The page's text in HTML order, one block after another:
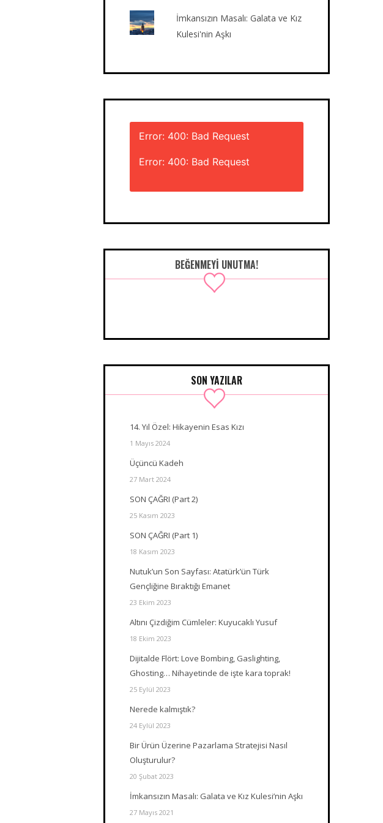
İmkansızın Masalı: Galata ve Kız
Kulesi'nin Aşkı
Error: 400: Bad Request
Error: 400: Bad Request
BEĞENMEYI UNUTMA!
SON YAZILAR
14. Yıl Özel: Hikayenin Esas Kızı
1 Mayıs 2024
Üçüncü Kadeh
27 Mart 2024
SON ÇAĞRI (Part 2)
25 Kasım 2023
SON ÇAĞRI (Part 1)
18 Kasım 2023
Nutuk’un Son Sayfası: Atatürk’ün Türk
Gençliğine Bıraktığı Emanet
23 Ekim 2023
Altını Çizdiğim Cümleler: Kuyucaklı Yusuf
18 Ekim 2023
Dijitalde Flört: Love Bombing, Gaslighting,
Ghosting… Nihayetinde de işte kara toprak!
25 Eylül 2023
Nerede kalmıştık?
24 Eylül 2023
Bir Ürün Üzerine Pazarlama Stratejisi Nasıl
Oluşturulur?
20 Şubat 2023
İmkansızın Masalı: Galata ve Kız Kulesi’nin Aşkı
27 Mayıs 2021